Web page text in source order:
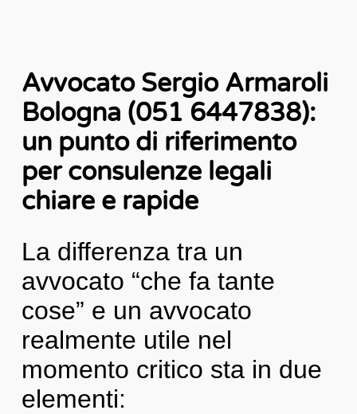
Avvocato Sergio Armaroli
Bologna (051 6447838):
un punto di riferimento
per consulenze legali
chiare e rapide
La differenza tra un
avvocato “che fa tante
cose” e un avvocato
realmente utile nel
momento critico sta in due
elementi: